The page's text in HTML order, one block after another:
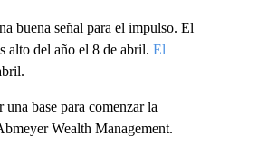
buena señal para el impulso. El
alto del año el 8 de abril. El
base para comenzar la
Wealth Management.